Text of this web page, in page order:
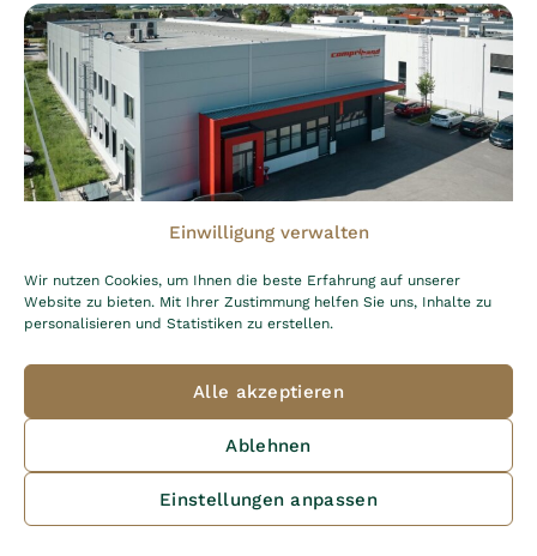
Einwilligung verwalten
Wir nutzen Cookies, um Ihnen die beste Erfahrung auf unserer
Website zu bieten. Mit Ihrer Zustimmung helfen Sie uns, Inhalte zu
personalisieren und Statistiken zu erstellen.
Alle akzeptieren
Ablehnen
Einstellungen anpassen